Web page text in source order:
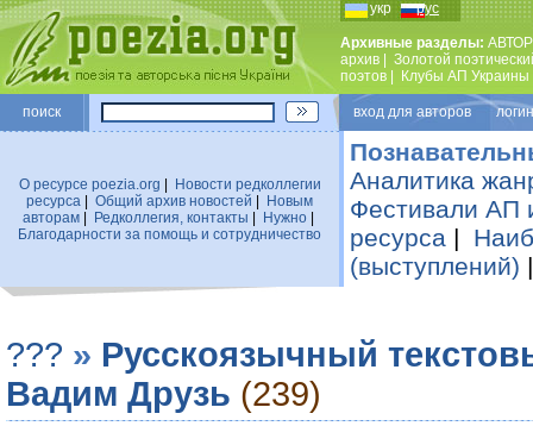
укр рус
Архивные разделы:
архив
Золотой
поэтов
Клубы АП Украины
поиск вход для авторов
О ресурсе poezia.org
Новости редколлегии
ресурса
Общий архив новостей
Новым
авторам| Редколлегия, контакты Нужно|
Благодарности за помощь и сотрудничество
Аналитика
Фестивали АП
ресурса |
(выступлений)
??? » Русскоязычный
Вадим Друзь (239)